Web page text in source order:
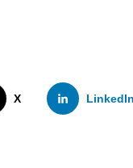
X LinkedIn